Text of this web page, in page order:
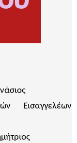
Εισαγγελέων